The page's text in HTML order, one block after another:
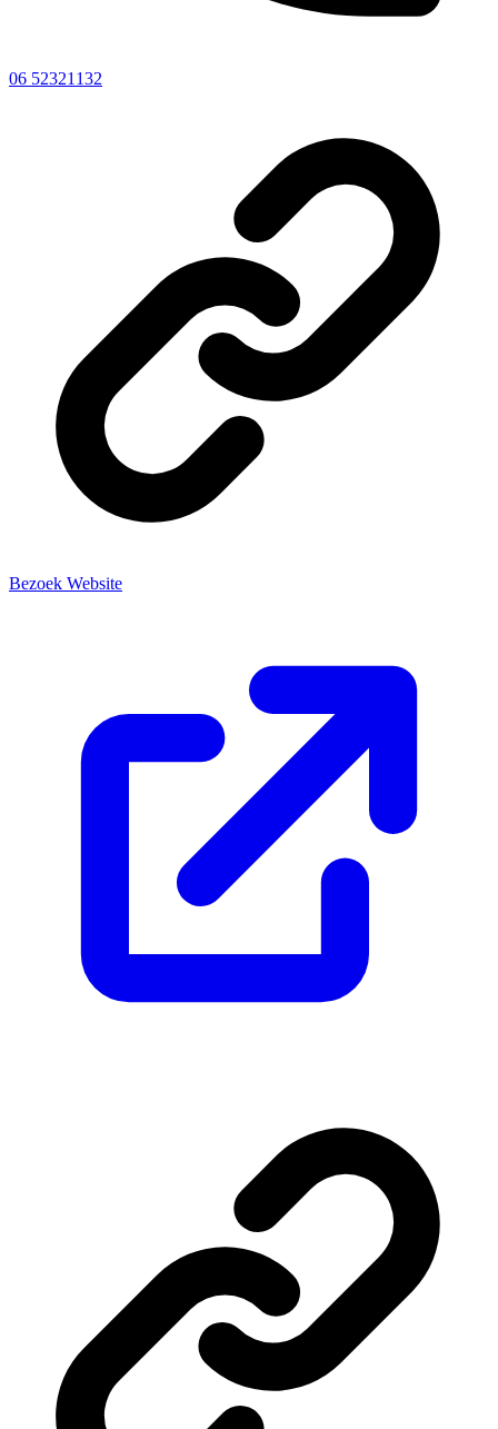
06 52321132
Bezoek Website